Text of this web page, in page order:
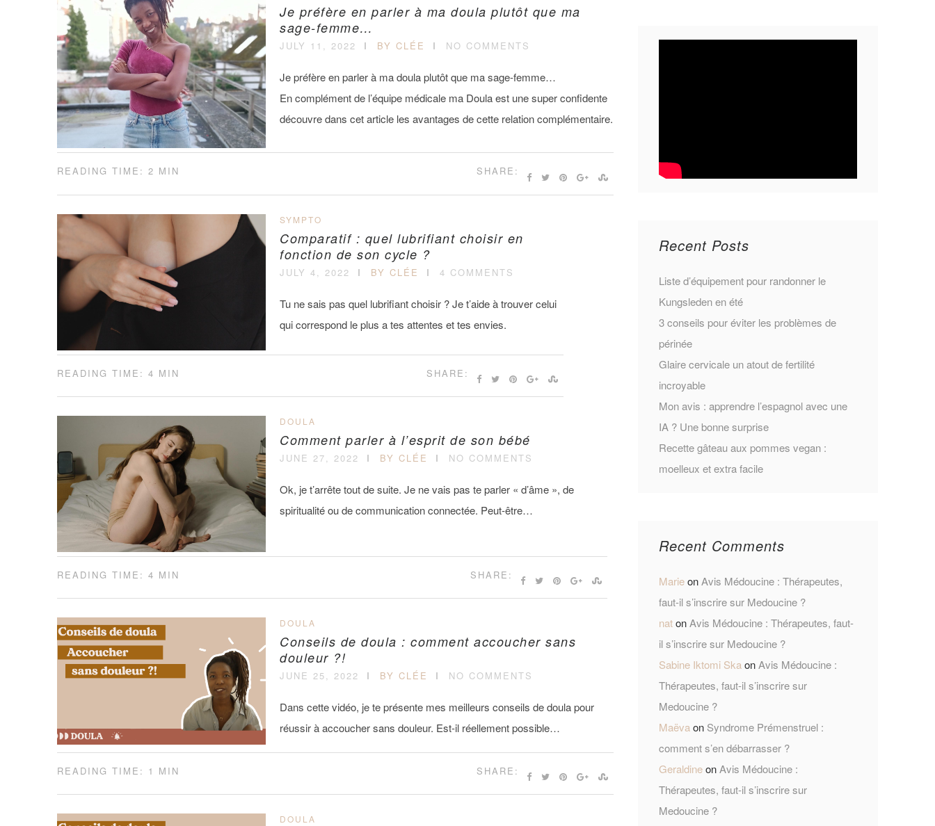
Je préfère en parler à ma doula plutôt que ma
sage-femme…
JULY 11, 2022 BY CLÉE NO COMMENTS
Je préfère en parler à ma doula plutôt que ma sage-femme…
En complément de l’équipe médicale ma Doula est une super confidente
découvre dans cet article les avantages de cette relation complémentaire.
SHARE:
READING TIME: 2 MIN
SYMPTO
Comparatif : quel lubrifiant choisir en
fonction de son cycle ?
JULY 4, 2022 BY CLÉE 4 COMMENTS
Tu ne sais pas quel lubrifiant choisir ? Je t’aide à trouver celui
qui correspond le plus a tes attentes et tes envies.
SHARE:
READING TIME: 4 MIN
DOULA
Comment parler à l’esprit de son bébé
JUNE 27, 2022 BY CLÉE NO COMMENTS
Ok, je t’arrête tout de suite. Je ne vais pas te parler « d’âme », de
spiritualité ou de communication connectée. Peut-être…
SHARE:
READING TIME: 4 MIN
DOULA
Conseils de doula : comment accoucher sans
douleur ?!
JUNE 25, 2022 BY CLÉE NO COMMENTS
Dans cette vidéo, je te présente mes meilleurs conseils de doula pour
réussir à accoucher sans douleur. Est-il réellement possible…
SHARE:
READING TIME: 1 MIN
DOULA
Recent Posts
Liste d’équipement pour randonner le
Kungsleden en été
3 conseils pour éviter les problèmes de
périnée
Glaire cervicale un atout de fertilité
incroyable
Mon avis : apprendre l’espagnol avec une
IA ? Une bonne surprise
Recette gâteau aux pommes vegan :
moelleux et extra facile
Recent Comments
MarieonAvis Médoucine : Thérapeutes,
faut-il s’inscrire sur Medoucine ?
natonAvis Médoucine : Thérapeutes, faut-
il s’inscrire sur Medoucine ?
Sabine Iktomi SkaonAvis Médoucine :
Thérapeutes, faut-il s’inscrire sur
Medoucine ?
Maëvaon Syndrome Prémenstruel :
comment s’en débarrasser ?
GeraldineonAvis Médoucine :
Thérapeutes, faut-il s’inscrire sur
Medoucine ?